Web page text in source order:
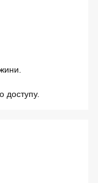
доступу.